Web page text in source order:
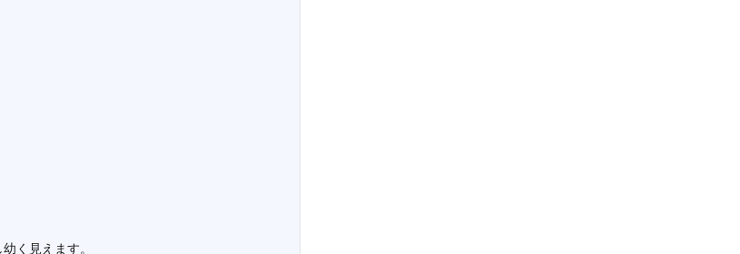
く見えます。